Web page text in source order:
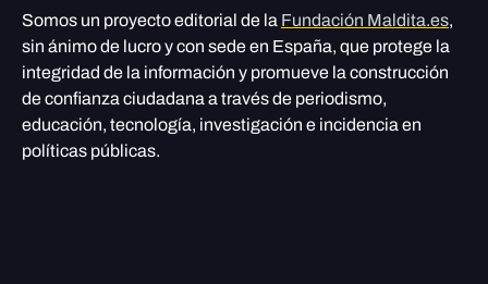
Somos un proyecto editorial de la Fundación Maldita.es,
sin ánimo de lucro y con sede en España, que protege la
integridad de la información y promueve la construcción
de confianza ciudadana a través de periodismo,
educación, tecnología, investigación e incidencia en
políticas públicas.